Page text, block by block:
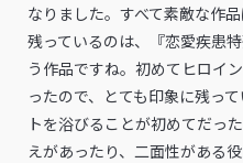
なりました。すべて素敵な作
残っているのは、『恋愛疾患
う作品ですね。初めてヒロイ
ったので、とても印象に残っ
トを浴びることが初めてだっ
えがあったり、二面性がある